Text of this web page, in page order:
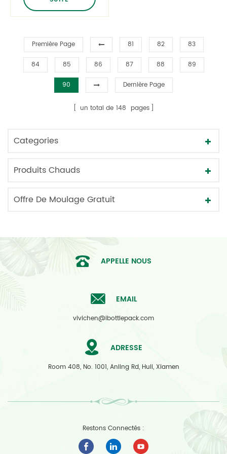
les yeux Hydratant
Première Page 81 82 83
84 85 86 87 88 89
90 Dernière Page
un total de 148 pages
Categories
Produits Chauds
Offre De Moulage Gratuit
APPELLE NOUS
EMAIL
vivichen@ibottlepack.com
ADRESSE
Room 408, No. 1001, Anling Rd, Huli, Xiamen
Restons Connectés :